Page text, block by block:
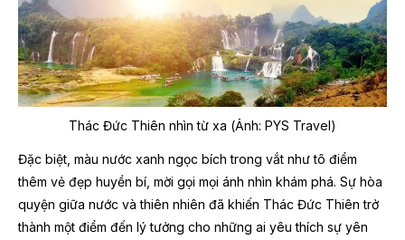
Thác Đức Thiên nhìn từ xa (Ảnh: PYS Travel)
Đặc biệt, màu nước xanh ngọc bích trong vắt như tô điểm
thêm vẻ đẹp huyền bí, mời gọi mọi ánh nhìn khám phá. Sự hòa
quyện giữa nước và thiên nhiên đã khiến Thác Đức Thiên trở
thành một điểm đến lý tưởng cho những ai yêu thích sự yên